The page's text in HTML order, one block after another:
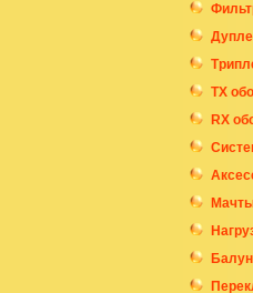
ТХ
RX